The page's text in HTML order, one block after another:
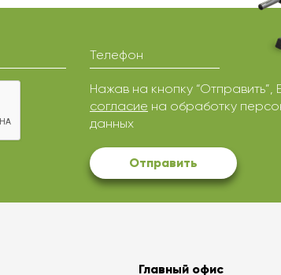
Телефон
Нажав на кнопку “Отправить”,
согласие на обработку
данных
Отправить
Главный офис